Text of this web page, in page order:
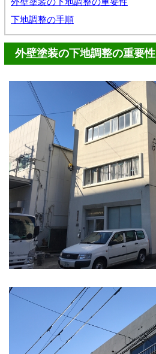
下地調整の手順
外壁塗装の下地調整の重要性